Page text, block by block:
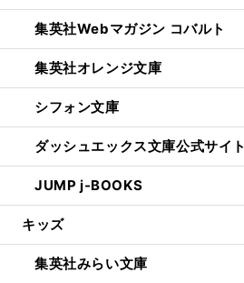
集英社Webマガジン コバルト
集英社オレンジ文庫
シフォン文庫
ダッシュエックス文庫公式サイト
JUMP j-BOOKS
キッズ
集英社みらい文庫